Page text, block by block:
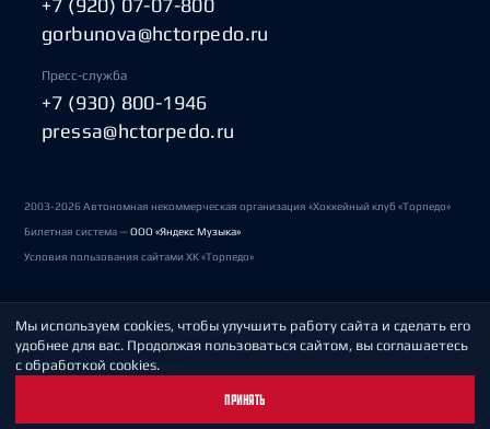
+7 (920) 07-07-800
gorbunova@hctorpedo.ru
Пресс-служба
+7 (930) 800-1946
pressa@hctorpedo.ru
2003-2026 Автономная некоммерческая организация «Хоккейный клуб «Торпедо»
Билетная система —ООО «Яндекс Музыка»
Условия пользования сайтами ХК «Торпедо»
Политика обработки персональных данных
Пользовательское соглашение
Мы используем cookies, чтобы улучшить работу сайта и сделать его
удобнее для вас. Продолжая пользоваться сайтом, вы соглашаетесь
с обработкой cookies.
ПРИНЯТЬ